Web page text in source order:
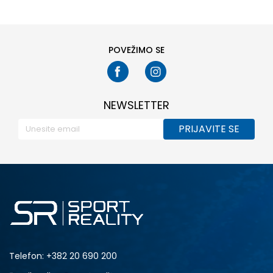
POVEŽIMO SE
NEWSLETTER
PRIJAVITE SE
Telefon: +382 20 690 200